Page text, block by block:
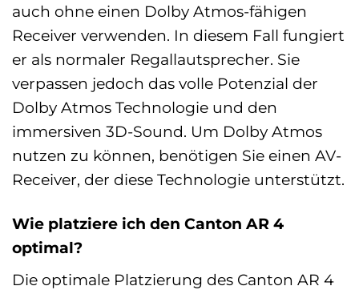
auch ohne einen Dolby Atmos-fähigen
Receiver verwenden. In diesem Fall fungiert
er als normaler Regallautsprecher. Sie
verpassen jedoch das volle Potenzial der
Dolby Atmos Technologie und den
immersiven 3D-Sound. Um Dolby Atmos
nutzen zu können, benötigen Sie einen AV-
Receiver, der diese Technologie unterstützt.
Wie platziere ich den Canton AR 4
optimal?
Die optimale Platzierung des Canton AR 4